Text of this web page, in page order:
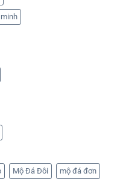
Mộ Đá Đôi mộ đá đơn